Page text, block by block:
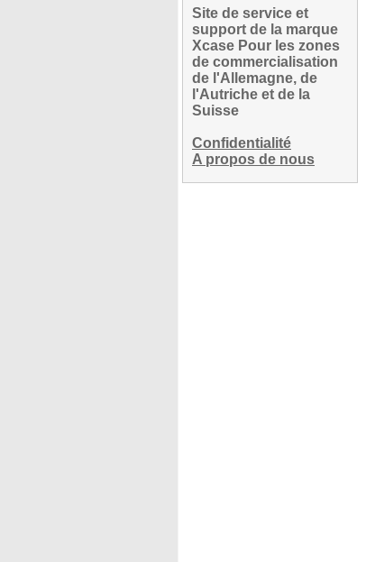
Site de service et
support de la marque
Xcase Pour les zones
de commercialisation
de l'Allemagne, de
l'Autriche et de la
Suisse
Confidentialité
A propos de nous